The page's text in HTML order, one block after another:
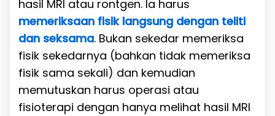
hasil MRI atau rontgen. Ia harus
memeriksaan fisik langsung dengan teliti
dan seksama. Bukan sekedar memeriksa
fisik sekedarnya (bahkan tidak memeriksa
fisik sama sekali) dan kemudian
memutuskan harus operasi atau
fisioterapi dengan hanya melihat hasil MRI